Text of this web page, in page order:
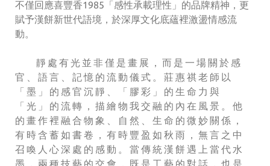
不僅回應喜豐香1985「感性承載理性」的品牌精神，更
賦予漢餅新世代語境，於深厚文化底蘊裡激盪情感流
動。
靜處有光並非僅是畫展，而是一場關於感
官、語言、記憶的流動儀式。莊惠祺老師以
「墨」的感官沉靜、「膠彩」的生命力與
「光」的流轉，描繪物我交融的內在風景。他
的畫作裡融合物象、自然、生命的微妙關係，
有時含蓄如書卷，有時豐盈如秋雨，無言之中
召喚人心深處的感動。當傳統漢餅遇上當代水
墨，兩種技藝的交會，既是工藝的對話，也是